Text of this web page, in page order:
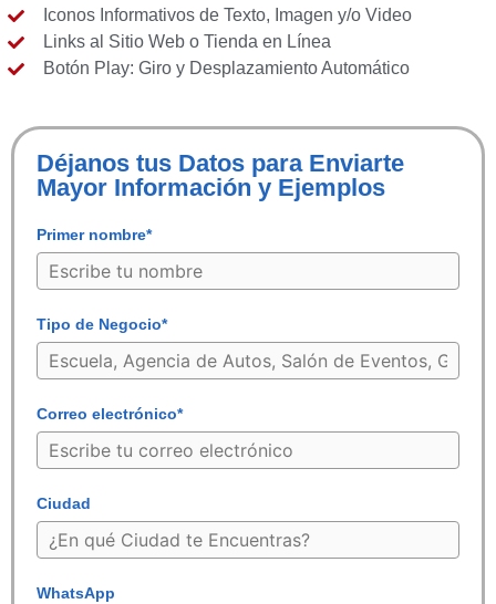
Iconos Informativos de Texto, Imagen y/o Video
Links al Sitio Web o Tienda en Línea
Botón Play: Giro y Desplazamiento Automático
Déjanos tus Datos para Enviarte
Mayor Información y Ejemplos
Primer nombre*
Tipo de Negocio*
Correo electrónico*
Ciudad
WhatsApp